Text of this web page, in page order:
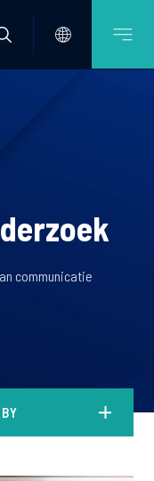
communicatie